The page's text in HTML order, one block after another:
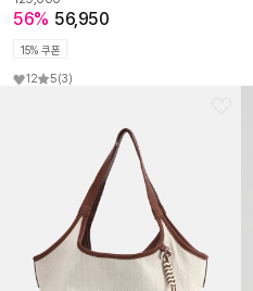
56% 56,950
15% 쿠폰
12 5(3)